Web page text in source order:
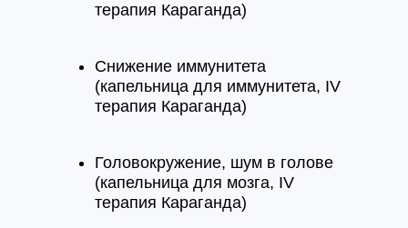
терапия Караганда)
Снижение иммунитета
(капельница для иммунитета, IV
терапия Караганда)
Головокружение, шум в голове
(капельница для мозга, IV
терапия Караганда)